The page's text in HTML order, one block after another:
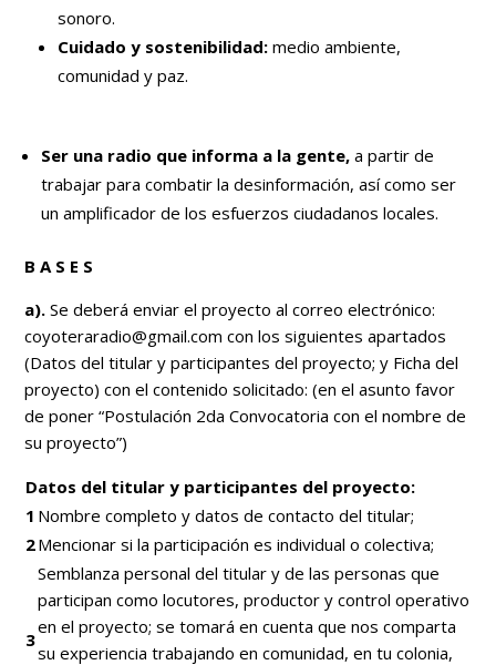
sonoro.
Cuidado y sostenibilidad: medio ambiente,
comunidad y paz.
Ser una radio que informa a la gente,a partir de
trabajar para combatir la desinformación, así como ser
un amplificador de los esfuerzos ciudadanos locales.
B A S E S
a). Se deberá enviar el proyecto al correo electrónico:
coyoteraradio@gmail.comcon los siguientes apartados
(Datos del titular y participantes del proyecto; y Ficha del
proyecto) con el contenido solicitado: (en el asunto favor
de poner “Postulación 2da Convocatoria con el nombre de
su proyecto”)
Datos del titular y participantes del proyecto:
1 Nombre completo y datos de contacto del titular;
2Mencionar si la participación es individual o colectiva;
3
Semblanza personal del titular y de las personas que
participan como locutores, productor y control operativo
en el proyecto; se tomará en cuenta que nos comparta
su experiencia trabajando en comunidad, en tu colonia,